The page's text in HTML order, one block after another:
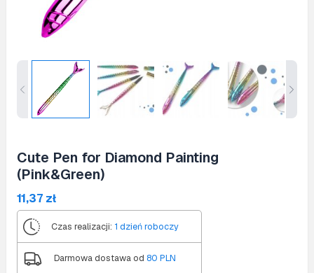
Cute Pen for Diamond Painting
(Pink&Green)
11,37 zł
Czas realizacji: 1 dzień roboczy
Darmowa dostawa od 80 PLN